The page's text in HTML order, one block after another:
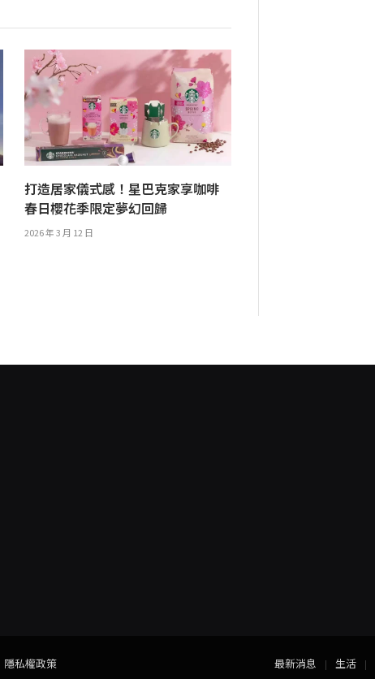
打造居家儀式感！星巴克家享咖啡
春日櫻花季限定夢幻回歸
2026 年 3 月 12 日
隱私權政策 最新消息 生活